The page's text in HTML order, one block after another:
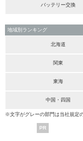
バッテリー交換
地域別ランキング
北海道
関東
東海
中国・四国
※文字がグレーの部門は当社規定
PR